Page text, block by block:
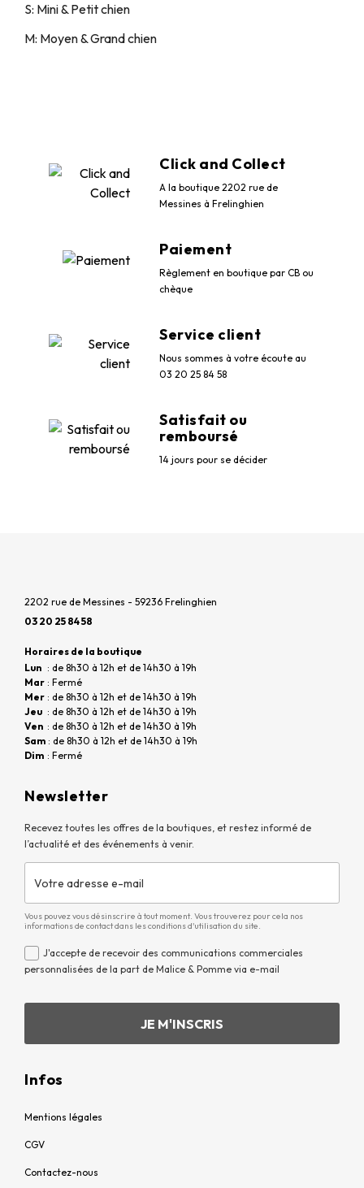
S: Mini & Petit chien
M: Moyen & Grand chien
Click and Collect
A la boutique 2202 rue de
Messines à Frelinghien
Paiement
Règlement en boutique par CB ou
chèque
Service client
Nous sommes à votre écoute au
03 20 25 84 58
Satisfait ou
remboursé
14 jours pour se décider
2202 rue de Messines - 59236 Frelinghien
03 20 25 84 58
Horaires de la boutique
Lun : de 8h30 à 12h et de 14h30 à 19h
Mar : Fermé
Mer : de 8h30 à 12h et de 14h30 à 19h
Jeu : de 8h30 à 12h et de 14h30 à 19h
Ven : de 8h30 à 12h et de 14h30 à 19h
Sam : de 8h30 à 12h et de 14h30 à 19h
Dim : Fermé
Newsletter
Recevez toutes les offres de la boutiques, et restez informé de
l’actualité et des événements à venir.
Vous pouvez vous désinscrire à tout moment. Vous trouverez pour cela nos
informations de contact dans les conditions d'utilisation du site.
J'accepte de recevoir des communications commerciales
personnalisées de la part de Malice & Pomme via e-mail
Infos
Mentions légales
CGV
Contactez-nous